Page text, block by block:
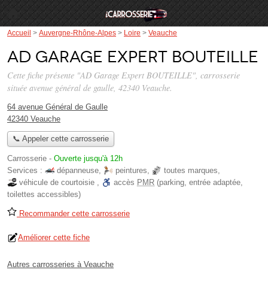
Accueil > Auvergne-Rhône-Alpes > Loire > Veauche
AD Garage Expert BOUTEILLE
Cette fiche présente "AD Garage Expert BOUTEILLE", carrosserie
située avenue général de gaulle, 42340 Veauche.
64 avenue Général de Gaulle
42340 Veauche
📞 Appeler cette carrosserie
Carrosserie - Ouverte jusqu'à 12h
Services :
dépanneuse, peintures, toutes marques,
véhicule de courtoisie , accès PMR (parking, entrée adaptée,
toilettes accessibles)
Recommander cette carrosserie
Améliorer cette fiche
Autres carrosseries à Veauche